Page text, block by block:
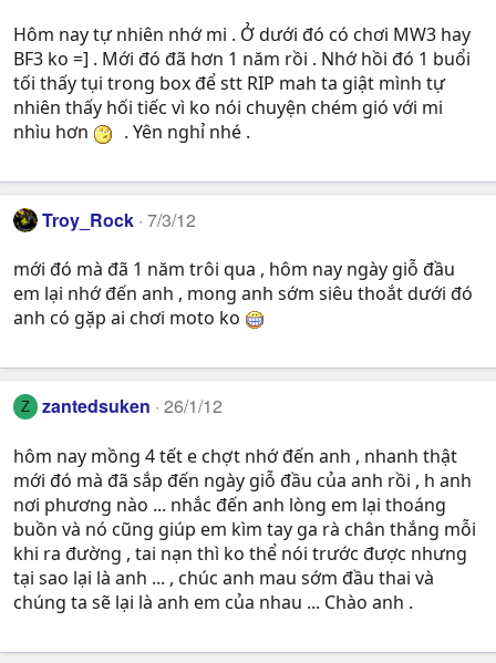
Hôm nay tự nhiên nhớ mi . Ở dưới đó có chơi MW3 hay
BF3 ko =] . Mới đó đã hơn 1 năm rồi . Nhớ hồi đó 1 buổi
tối thấy tụi trong box để stt RIP mah ta giật mình tự
nhiên thấy hối tiếc vì ko nói chuyện chém gió với mi
nhìu hơn
. Yên nghỉ nhé .
Troy_Rock 7/3/12
mới đó mà đã 1 năm trôi qua , hôm nay ngày giỗ đầu
em lại nhớ đến anh , mong anh sớm siêu thoắt dưới đó
anh có gặp ai chơi moto ko
Z zantedsuken 26/1/12
hôm nay mồng 4 tết e chợt nhớ đến anh , nhanh thật
mới đó mà đã sắp đến ngày giỗ đầu của anh rồi , h anh
nơi phương nào ... nhắc đến anh lòng em lại thoáng
buồn và nó cũng giúp em kìm tay ga rà chân thắng mỗi
khi ra đường , tai nạn thì ko thể nói trước được nhưng
tại sao lại là anh ... , chúc anh mau sớm đầu thai và
chúng ta sẽ lại là anh em của nhau ... Chào anh .